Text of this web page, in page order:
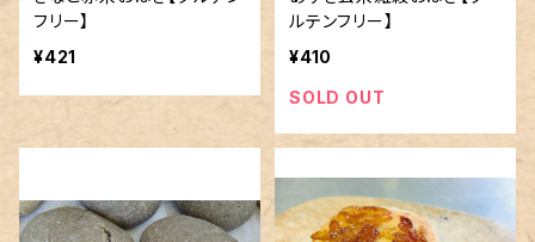
フリー】
¥421
ルテンフリー】
¥410
SOLD OUT